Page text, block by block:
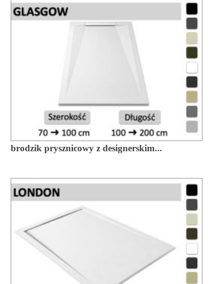
brodzik prysznicowy z designerskim...